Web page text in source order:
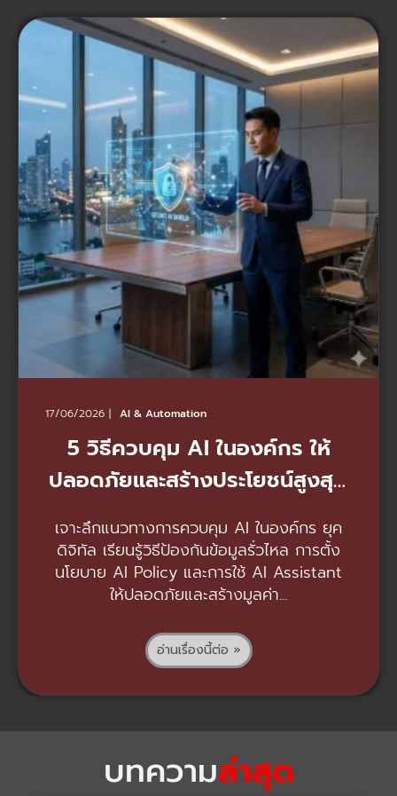
17/06/2026 AI & Automation
5 วิธีควบคุม AI ในองค์กร ให้
ปลอดภัยและสร้างประโยชน์สูงสุด
เจาะลึกแนวทางการควบคุม AI ในองค์กร ยุค
ดิจิทัล เรียนรู้วิธีป้องกันข้อมูลรั่วไหล การตั้ง
นโยบาย AI Policy และการใช้ AI Assistant
ให้ปลอดภัยและสร้างมูลค่า...
อ่านเรื่องนี้ต่อ »
บทความล่าสุด